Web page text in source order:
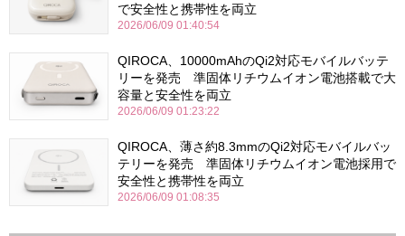
で安全性と携帯性を両立
2026/06/09 01:40:54
QIROCA、10000mAhのQi2対応モバイルバッテ
リーを発売 準固体リチウムイオン電池搭載で大
容量と安全性を両立
2026/06/09 01:23:22
QIROCA、薄さ約8.3mmのQi2対応モバイルバッ
テリーを発売 準固体リチウムイオン電池採用で
安全性と携帯性を両立
2026/06/09 01:08:35